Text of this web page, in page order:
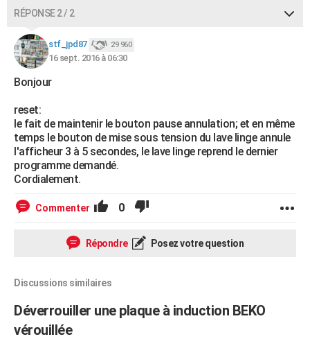
RÉPONSE 2 / 2
stf_jpd87 29 960
16 sept. 2016 à 06:30
Bonjour
reset:
le fait de maintenir le bouton pause annulation; et en même
temps le bouton de mise sous tension du lave linge annule
l'afficheur 3 à 5 secondes, le lave linge reprend le dernier
programme demandé.
Cordialement.
Commenter 0
Répondre Posez votre question
Discussions similaires
Déverrouiller une plaque à induction BEKO
vérouillée